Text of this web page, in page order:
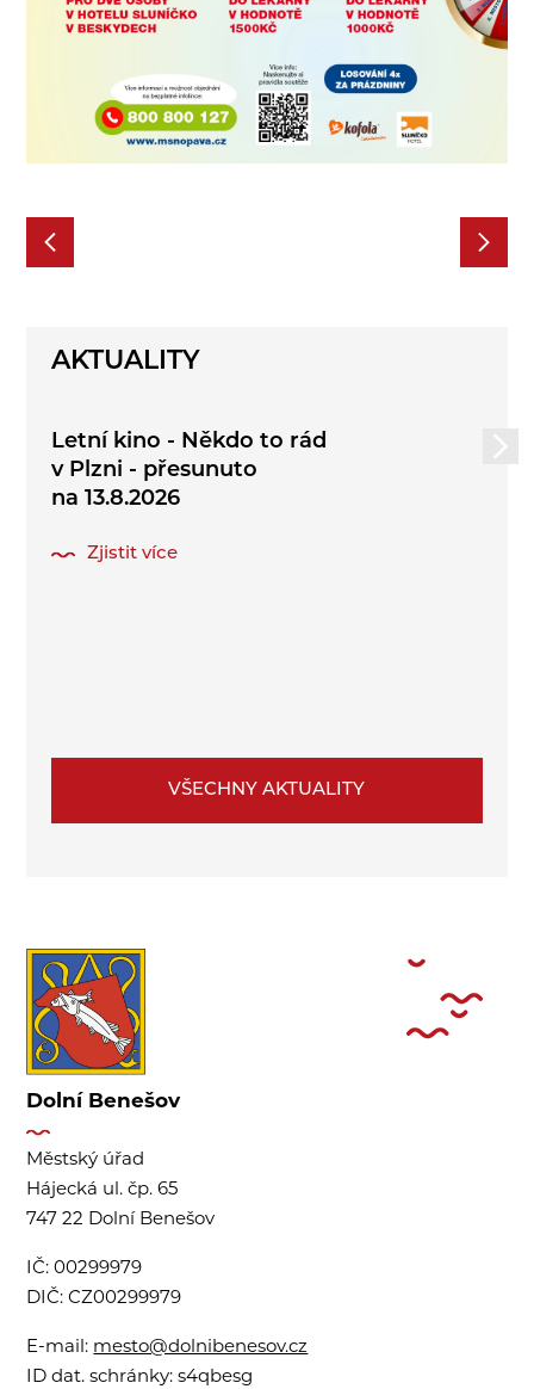
AKTUALITY
Letní kino - Někdo to rád
v Plzni - přesunuto
na 13.8.2026
Zjistit více
VŠECHNY AKTUALITY
Dolní Benešov
Městský úřad
Hájecká ul. čp. 65
747 22 Dolní Benešov
IČ:00299979
DIČ:CZ00299979
E-mail: mesto@dolnibenesov.cz
ID dat. schránky:s4qbesg